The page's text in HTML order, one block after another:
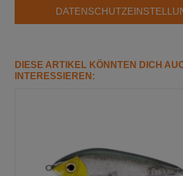
DIESE ARTIKEL KÖNNTEN DICH
INTERESSIEREN: